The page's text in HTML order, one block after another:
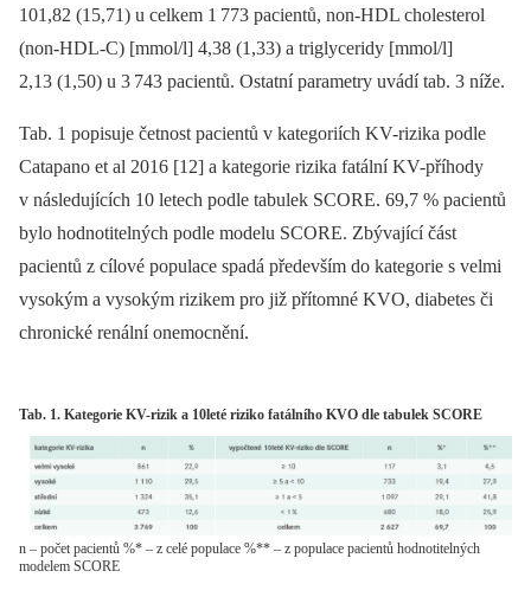
101,82 (15,71) u celkem 1 773 pacientů, non-HDL cholesterol
(non-HDL-C) [mmol/l] 4,38 (1,33) a triglyceridy [mmol/l]
2,13 (1,50) u 3 743 pacientů. Ostatní parametry uvádí tab. 3 níže.
Tab. 1 popisuje četnost pacientů v kategoriích KV-rizika podle
Catapano et al 2016 [12] a kategorie rizika fatální KV-příhody
v následujících 10 letech podle tabulek SCORE. 69,7 % pacientů
bylo hodnotitelných podle modelu SCORE. Zbývající část
pacientů z cílové populace spadá především do kategorie s velmi
vysokým a vysokým rizikem pro již přítomné KVO, diabetes či
chronické renální onemocnění.
Tab. 1. Kategorie KV-rizik a 10leté riziko fatálního KVO dle tabulek SCORE
n – počet pacientů %* – z celé populace %** – z populace pacientů hodnotitelných
modelem SCORE